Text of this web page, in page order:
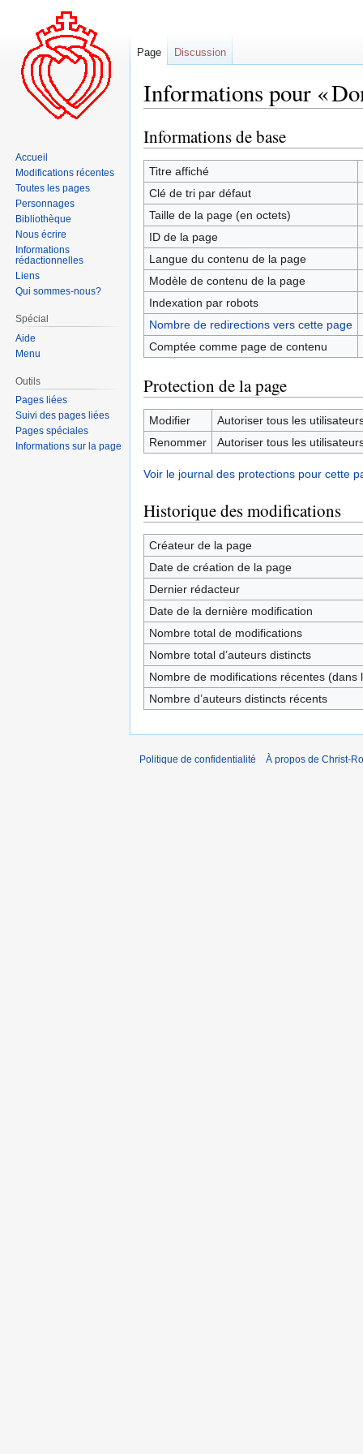
Informations pour «
Aller
à
la
navigation
Aller
à
la
recherche
Informations de base
Titre affiché
Clé de tri par défaut
Taille de la page (en octets)
ID de la page
Langue du contenu de la page
Modèle de contenu de la page
Indexation par robots
Nombre de redirections vers cette page
Comptée comme page de contenu
Protection de la page
Modifier
Autoriser tous les
Renommer
Autoriser tous les
Voir le journal des protections pour cette
Historique des modifications
Créateur de la page
Date de création de la page
Dernier rédacteur
Date de la dernière modification
Nombre total de modifications
Nombre total d’auteurs distincts
Nombre de modifications récentes (dans
Nombre d’auteurs distincts récents
Page Discussion
Accueil
Modifications récentes
Toutes les pages
Personnages
Bibliothèque
Nous écrire
Informations
rédactionnelles
Liens
Qui sommes-nous?
Spécial
Aide
Menu
Outils
Pages liées
Suivi des pages liées
Pages spéciales
Informations sur la page
Politique de confidentialité À propos de Christ-